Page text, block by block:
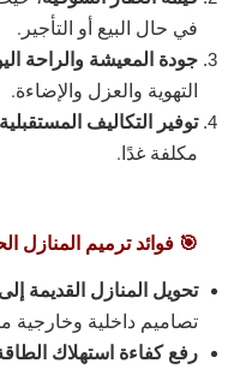
في حال البيع أو التأجير.
جودة المعيشة والراحة
التهوية والعزل والإضاءة.
توفير التكاليف المستقبلية
مكلفة غدًا.
🎯 فوائد ترميم المنازل
تحويل المنازل القديمة
تصاميم داخلية وخارجية
رفع كفاءة استهلاك